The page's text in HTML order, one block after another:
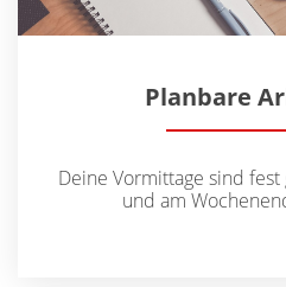
Planbare
Deine Vormittage sind
und am